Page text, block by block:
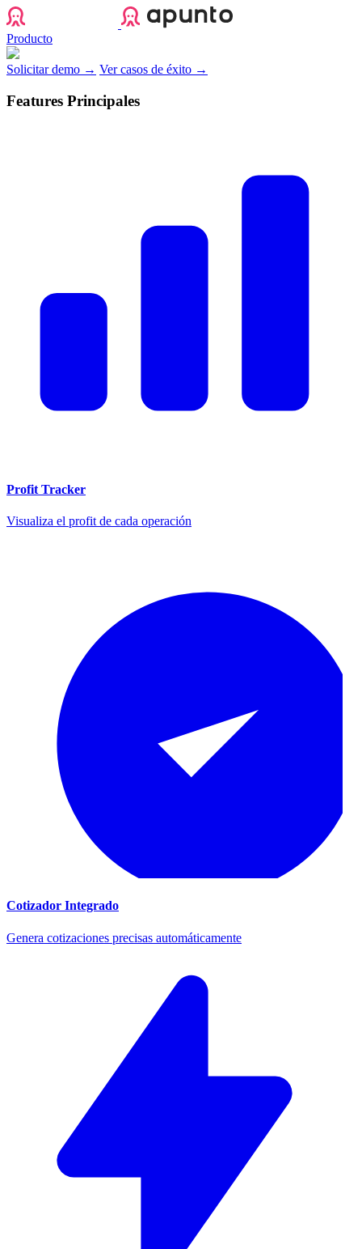
Apunto
Producto
Solicitar demo → Ver casos de éxito →
Features Principales
Profit Tracker
Visualiza el profit de cada operación
Cotizador Integrado
Genera cotizaciones precisas automáticamente